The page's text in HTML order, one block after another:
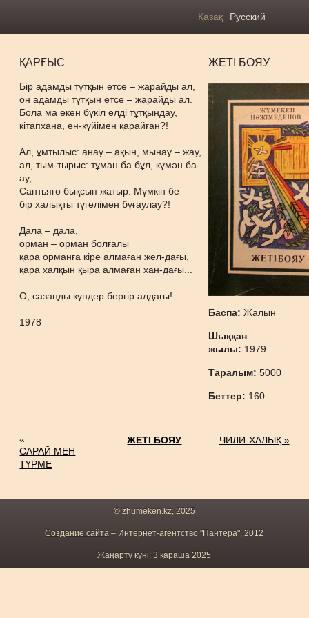
Қазақ Русский
ҚАРҒЫС
Бір адамды тұтқын етсе – жарайды ал,
он адамды тұтқын етсе – жарайды ал.
Бола ма екен бүкіл елді тұтқындау,
кітапхана, ән-күйімен қарайған?!
Ал, ұмтылыс: анау – ақын, мынау – жау,
ал, тым-тырыс: тұман ба бұл, күмән ба-
ау,
Сантьяго бықсып жатыр. Мүмкін бе
бір халықты түгелімен бұғаулау?!
Дала – дала,
орман – орман болғалы
қара орманға кіре алмаған жел-дағы,
қара халқын қыра алмаған хан-дағы...
О, сазаңды күндер бергір алдағы!
1978
ЖЕТІ БОЯУ
Баспа:Жалын
Шыққан
жылы: 1979
Таралым:5000
Беттер: 160
«
САРАЙ МЕН
ТҮРМЕ
ЖЕТІ БОЯУ ЧИЛИ-ХАЛЫҚ »
© zhumeken.kz, 2025
Создание сайта – Интернет-агентство "Пантера", 2012
Жаңарту күні: 3 қараша 2025